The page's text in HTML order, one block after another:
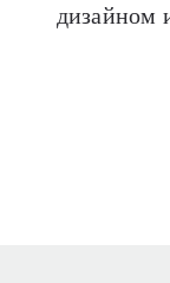
дизайном